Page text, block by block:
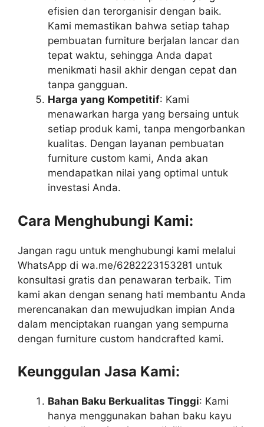
efisien dan terorganisir dengan baik.
Kami memastikan bahwa setiap tahap
pembuatan furniture berjalan lancar dan
tepat waktu, sehingga Anda dapat
menikmati hasil akhir dengan cepat dan
tanpa gangguan.
Harga yang Kompetitif: Kami
menawarkan harga yang bersaing untuk
setiap produk kami, tanpa mengorbankan
kualitas. Dengan layanan pembuatan
furniture custom kami, Anda akan
mendapatkan nilai yang optimal untuk
investasi Anda.
Cara Menghubungi Kami:
Jangan ragu untuk menghubungi kami melalui
WhatsApp di wa.me/6282223153281 untuk
konsultasi gratis dan penawaran terbaik. Tim
kami akan dengan senang hati membantu Anda
merencanakan dan mewujudkan impian Anda
dalam menciptakan ruangan yang sempurna
dengan furniture custom handcrafted kami.
Keunggulan Jasa Kami:
Bahan Baku Berkualitas Tinggi: Kami
hanya menggunakan bahan baku kayu